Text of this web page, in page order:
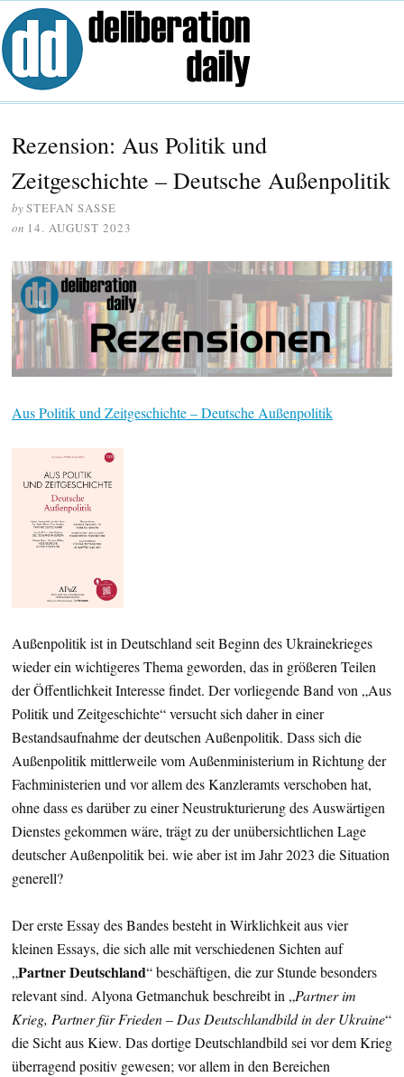
Rezension: Aus Politik und
Zeitgeschichte – Deutsche Außenpolitik
bySTEFAN SASSE
on 14. AUGUST 2023
Aus Politik und Zeitgeschichte – Deutsche Außenpolitik
Außenpolitik ist in Deutschland seit Beginn des Ukrainekrieges
wieder ein wichtigeres Thema geworden, das in größeren Teilen
der Öffentlichkeit Interesse findet. Der vorliegende Band von „Aus
Politik und Zeitgeschichte“ versucht sich daher in einer
Bestandsaufnahme der deutschen Außenpolitik. Dass sich die
Außenpolitik mittlerweile vom Außenministerium in Richtung der
Fachministerien und vor allem des Kanzleramts verschoben hat,
ohne dass es darüber zu einer Neustrukturierung des Auswärtigen
Dienstes gekommen wäre, trägt zu der unübersichtlichen Lage
deutscher Außenpolitik bei. wie aber ist im Jahr 2023 die Situation
generell?
Der erste Essay des Bandes besteht in Wirklichkeit aus vier
kleinen Essays, die sich alle mit verschiedenen Sichten auf
„Partner Deutschland“ beschäftigen, die zur Stunde besonders
relevant sind. Alyona Getmanchuk beschreibt in „Partner im
Krieg, Partner für Frieden – Das Deutschlandbild in der Ukraine“
die Sicht aus Kiew. Das dortige Deutschlandbild sei vor dem Krieg
überragend positiv gewesen; vor allem in den Bereichen